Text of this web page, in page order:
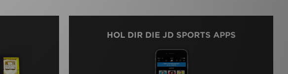
HOL DIR DIE JD SPORTS APPS